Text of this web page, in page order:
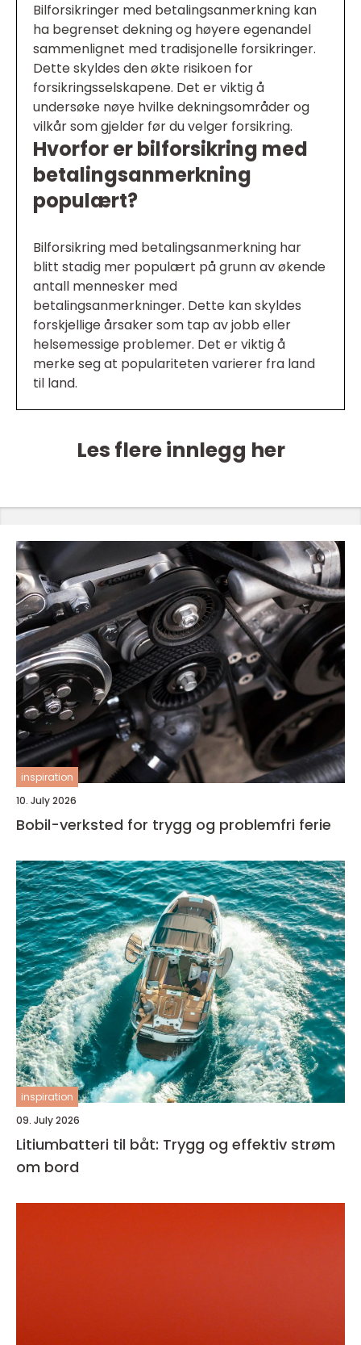
Bilforsikringer med betalingsanmerkning kan
ha begrenset dekning og høyere egenandel
sammenlignet med tradisjonelle forsikringer.
Dette skyldes den økte risikoen for
forsikringsselskapene. Det er viktig å
undersøke nøye hvilke dekningsområder og
vilkår som gjelder før du velger forsikring.
Hvorfor er bilforsikring med
betalingsanmerkning
populært?
Bilforsikring med betalingsanmerkning har
blitt stadig mer populært på grunn av økende
antall mennesker med
betalingsanmerkninger. Dette kan skyldes
forskjellige årsaker som tap av jobb eller
helsemessige problemer. Det er viktig å
merke seg at populariteten varierer fra land
til land.
Les flere innlegg her
inspiration
10. July 2026
Bobil-verksted for trygg og problemfri ferie
inspiration
09. July 2026
Litiumbatteri til båt: Trygg og effektiv strøm
om bord